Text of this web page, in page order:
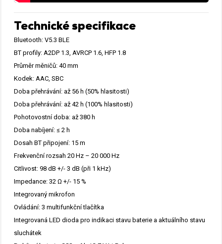
Technické specifikace
Bluetooth: V5.3 BLE
BT profily: A2DP 1.3, AVRCP 1.6, HFP 1.8
Průměr měničů: 40 mm
Kodek: AAC, SBC
Doba přehrávání: až 56 h (50% hlasitosti)
Doba přehrávání: až 42 h (100% hlasitosti)
Pohotovostní doba: až 380 h
Doba nabíjení: ≤ 2 h
Dosah BT připojení: 15 m
Frekvenční rozsah 20 Hz – 20 000 Hz
Citlivost: 98 dB +/- 3 dB (při 1 kHz)
Impedance: 32 Ω +/- 15 %
Integrovaný mikrofon
Ovládání: 3 multifunkční tlačítka
Integrovaná LED dioda pro indikaci stavu baterie a aktuálního stavu
sluchátek